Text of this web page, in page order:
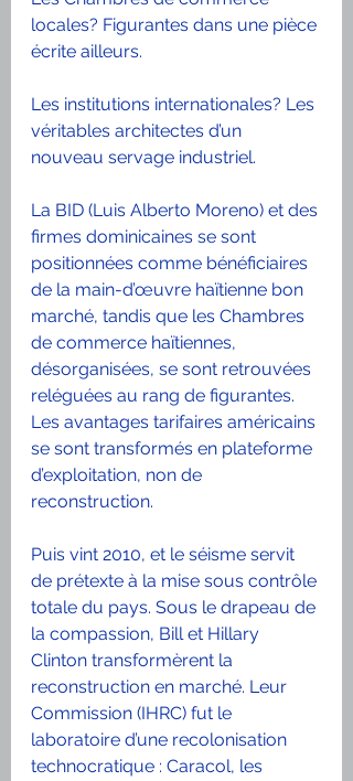
locales? Figurantes dans une pièce
écrite ailleurs.
Les institutions internationales? Les
véritables architectes d’un
nouveau servage industriel.
La BID (Luis Alberto Moreno) et des
firmes dominicaines se sont
positionnées comme bénéficiaires
de la main-d’œuvre haïtienne bon
marché, tandis que les Chambres
de commerce haïtiennes,
désorganisées, se sont retrouvées
reléguées au rang de figurantes.
Les avantages tarifaires américains
se sont transformés en plateforme
d’exploitation, non de
reconstruction.
Puis vint 2010, et le séisme servit
de prétexte à la mise sous contrôle
totale du pays. Sous le drapeau de
la compassion, Bill et Hillary
Clinton transformèrent la
reconstruction en marché. Leur
Commission (IHRC) fut le
laboratoire d’une recolonisation
technocratique : Caracol, les